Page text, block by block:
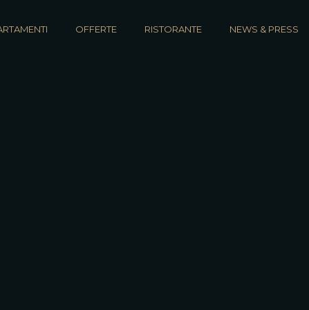
OFFERTE RISTORANTE NEWS & PRESS